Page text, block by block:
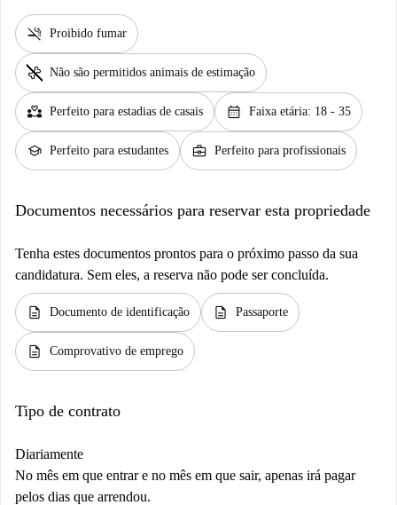
smoke_free Proibido fumar
pet_supplies Não são permitidos animais de estimação
partner_heart Perfeito para estadias de casais calendar_month Faixa etária: 18 - 35
school Perfeito para estudantes business_center Perfeito para profissionais
Documentos necessários para reservar esta propriedade
Tenha estes documentos prontos para o próximo passo da sua
candidatura. Sem eles, a reserva não pode ser concluída.
description Documento de identificação description Passaporte
description Comprovativo de emprego
Tipo de contrato
Diariamente
No mês em que entrar e no mês em que sair, apenas irá pagar
pelos dias que arrendou.